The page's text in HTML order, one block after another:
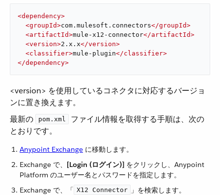
<dependency>
<groupId>com.mulesoft.connectors</groupId>
<artifactId>mule-x12-connector</artifactId>
<version>2.x.x</version>
<classifier>mule-plugin</classifier>
</dependency>
<version> を使用しているコネクタに対応するバージョ
ンに置き換えます。
最新の ​
pom.xml
​ ファイル情報を取得する手順は、次の
とおりです。
Anypoint Exchange ​ に移動します。
Exchange で、​ [Login (ログイン)] ​ をクリックし、Anypoint
Platform のユーザー名とパスワードを指定します。
Exchange で、「​ X12 Connector
​」を検索します。